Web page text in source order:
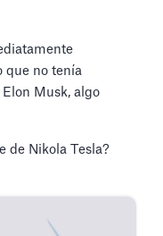
que no tenía
Musk, algo
de Nikola Tesla?